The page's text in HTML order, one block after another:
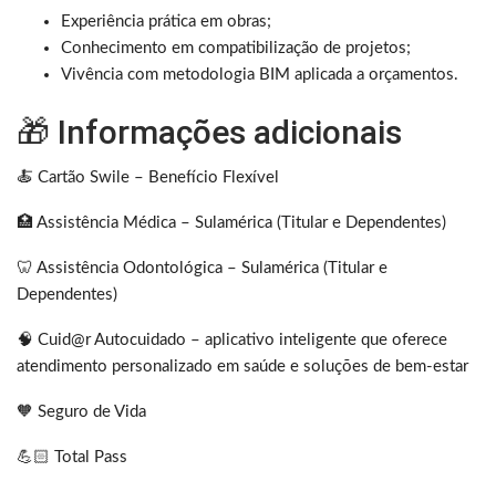
Experiência prática em obras;
Conhecimento em compatibilização de projetos;
Vivência com metodologia BIM aplicada a orçamentos.
🎁 Informações adicionais
🍝 Cartão Swile – Benefício Flexível
🏥 Assistência Médica – Sulamérica (Titular e Dependentes)
🦷 Assistência Odontológica – Sulamérica (Titular e
Dependentes)
🧠 Cuid@r Autocuidado – aplicativo inteligente que oferece
atendimento personalizado em saúde e soluções de bem-estar
🧡 Seguro de Vida
💪🏻 Total Pass